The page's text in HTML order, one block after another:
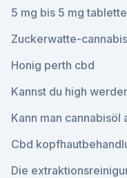
5 mg bis 5 mg
Zuckerwatte-
Honig perth cbd
Kannst du high
Kann man cannabisöl
Cbd
Die